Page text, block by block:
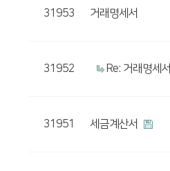
31953 거래명세서
31952 Re: 거래명세서
31951 세금계산서